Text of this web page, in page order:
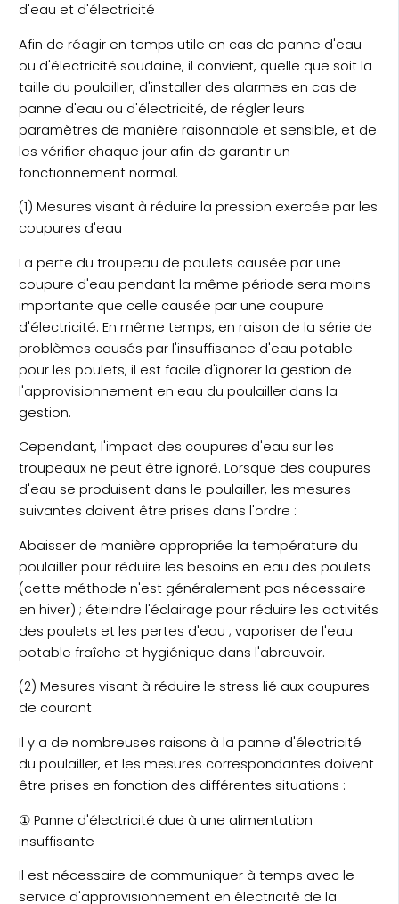
d'eau et d'électricité
Afin de réagir en temps utile en cas de panne d'eau
ou d'électricité soudaine, il convient, quelle que soit la
taille du poulailler, d'installer des alarmes en cas de
panne d'eau ou d'électricité, de régler leurs
paramètres de manière raisonnable et sensible, et de
les vérifier chaque jour afin de garantir un
fonctionnement normal.
(1) Mesures visant à réduire la pression exercée par les
coupures d'eau
La perte du troupeau de poulets causée par une
coupure d'eau pendant la même période sera moins
importante que celle causée par une coupure
d'électricité. En même temps, en raison de la série de
problèmes causés par l'insuffisance d'eau potable
pour les poulets, il est facile d'ignorer la gestion de
l'approvisionnement en eau du poulailler dans la
gestion.
Cependant, l'impact des coupures d'eau sur les
troupeaux ne peut être ignoré. Lorsque des coupures
d'eau se produisent dans le poulailler, les mesures
suivantes doivent être prises dans l'ordre :
Abaisser de manière appropriée la température du
poulailler pour réduire les besoins en eau des poulets
(cette méthode n'est généralement pas nécessaire
en hiver) ; éteindre l'éclairage pour réduire les activités
des poulets et les pertes d'eau ; vaporiser de l'eau
potable fraîche et hygiénique dans l'abreuvoir.
(2) Mesures visant à réduire le stress lié aux coupures
de courant
Il y a de nombreuses raisons à la panne d'électricité
du poulailler, et les mesures correspondantes doivent
être prises en fonction des différentes situations :
① Panne d'électricité due à une alimentation
insuffisante
Il est nécessaire de communiquer à temps avec le
service d'approvisionnement en électricité de la